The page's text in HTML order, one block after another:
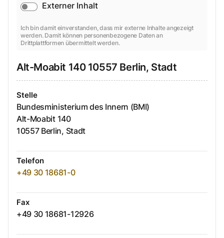
Externer Inhalt
Ich bin damit einverstanden, dass mir externe Inhalte angezeigt
werden. Damit können personenbezogene Daten an
Drittplattformen übermittelt werden.
Alt-Moabit 140 10557 Berlin, Stadt
Stelle
Bundesministerium des Innern (BMI)
Alt-Moabit 140
10557 Berlin, Stadt
Telefon
+49 30 18681-0
Fax
+49 30 18681-12926